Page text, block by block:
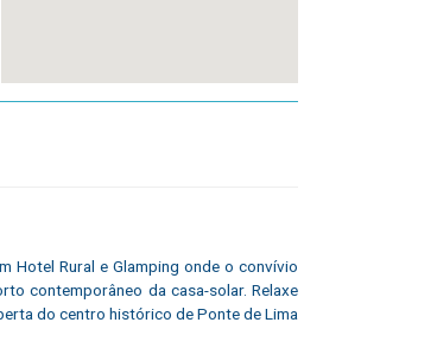
Hotel Rural e Glamping onde o convívio
contemporâneo da casa-solar. Relaxe
do centro histórico de Ponte de Lima